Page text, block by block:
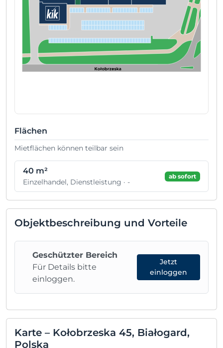
Flächen
Mietflächen können teilbar sein
40 m²
Einzelhandel, Dienstleistung · -
ab sofort
Objektbeschreibung und Vorteile
Geschützter Bereich
Für Details bitte
einloggen.
Jetzt
einloggen
Karte – Kołobrzeska 45, Białogard,
Polska